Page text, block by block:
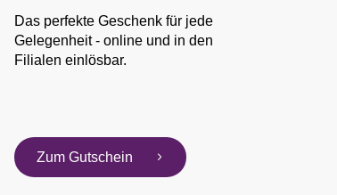
Das perfekte Geschenk für jede
Gelegenheit - online und in den
Filialen einlösbar.
Zum Gutschein